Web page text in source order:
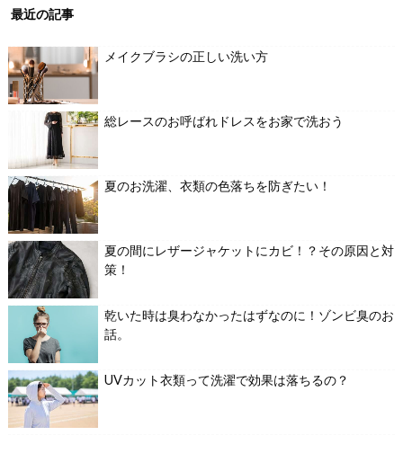
最近の記事
メイクブラシの正しい洗い方
総レースのお呼ばれドレスをお家で洗おう
夏のお洗濯、衣類の色落ちを防ぎたい！
夏の間にレザージャケットにカビ！？その原因と対
策！
乾いた時は臭わなかったはずなのに！ゾンビ臭のお
話。
UVカット衣類って洗濯で効果は落ちるの？